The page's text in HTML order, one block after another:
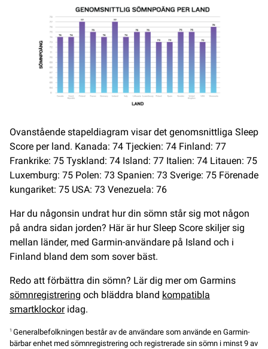
Ovanstående stapeldiagram visar det genomsnittliga Sleep
Score per land. Kanada: 74 Tjeckien: 74 Finland: 77
Frankrike: 75 Tyskland: 74 Island: 77 Italien: 74 Litauen: 75
Luxemburg: 75 Polen: 73 Spanien: 73 Sverige: 75 Förenade
kungariket: 75 USA: 73 Venezuela: 76
Har du någonsin undrat hur din sömn står sig mot någon
på andra sidan jorden? Här är hur Sleep Score skiljer sig
mellan länder, med Garmin-användare på Island och i
Finland bland dem som sover bäst.
Redo att förbättra din sömn? Lär dig mer om Garmins
sömnregistrering och bläddra bland kompatibla
smartklockoridag.
1 Generalbefolkningen består av de användare som använde en Garmin-
bärbar enhet med sömnregistrering och registrerade sin sömn i minst 9 av